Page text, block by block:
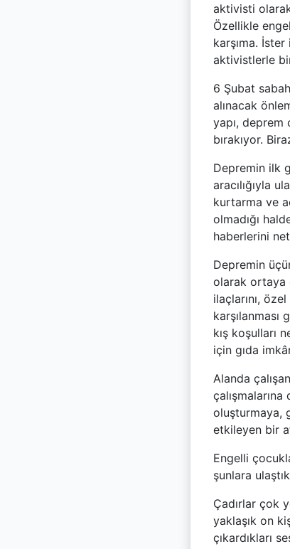
aktivisti
Özellikle
karşıma.
aktivistlerle
6 Şubat
alınacak
yapı, deprem
bırakıyor.
Depremin ilk
aracılığıyla
kurtarma ve
olmadığı
haberlerini
Depremin
olarak ortaya
ilaçlarını,
kış koşulları
için gıda
Alanda
oluşturmaya,
etkileyen bir
Engelli
şunlara
Çadırlar çok
yaklaşık on
çıkardıkları